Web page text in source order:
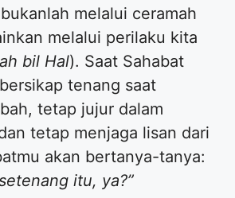
melalui ceramah
melalui perilaku kita
bil Hal). Saat Sahabat
tenang saat
tetap jujur dalam
tetap menjaga lisan dari
akan bertanya-tanya:
itu, ya?”